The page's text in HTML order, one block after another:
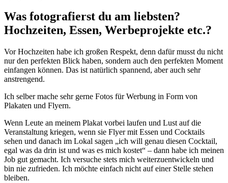
Was fotografierst du am liebsten?
Hochzeiten, Essen, Werbeprojekte etc.?
Vor Hochzeiten habe ich großen Respekt, denn dafür musst du nicht
nur den perfekten Blick haben, sondern auch den perfekten Moment
einfangen können. Das ist natürlich spannend, aber auch sehr
anstrengend.
Ich selber mache sehr gerne Fotos für Werbung in Form von
Plakaten und Flyern.
Wenn Leute an meinem Plakat vorbei laufen und Lust auf die
Veranstaltung kriegen, wenn sie Flyer mit Essen und Cocktails
sehen und danach im Lokal sagen „ich will genau diesen Cocktail,
egal was da drin ist und was es mich kostet“ – dann habe ich meinen
Job gut gemacht. Ich versuche stets mich weiterzuentwickeln und
bin nie zufrieden. Ich möchte einfach nicht auf einer Stelle stehen
bleiben.